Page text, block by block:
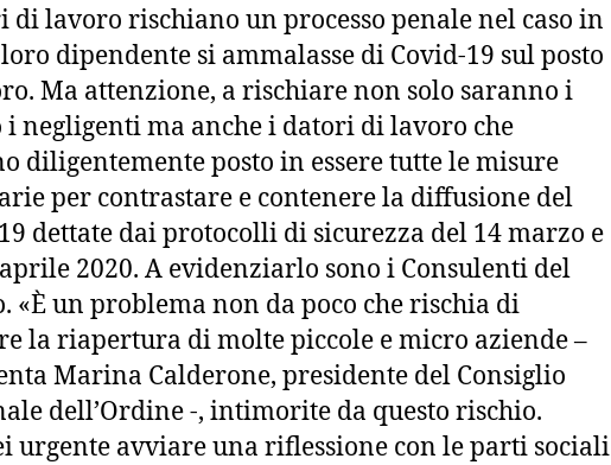
di lavoro rischiano un processo penale nel caso in
dipendente si ammalasse di Covid-19 sul posto
Ma attenzione, a rischiare non solo saranno i
negligenti ma anche i datori di lavoro che
diligentemente posto in essere tutte le misure
per contrastare e contenere la diffusione del
dettate dai protocolli di sicurezza del 14 marzo e
2020. A evidenziarlo sono i Consulenti del
«È un problema non da poco che rischia di
la riapertura di molte piccole e micro aziende –
Marina Calderone, presidente del Consiglio
dell’Ordine -, intimorite da questo rischio.
urgente avviare una riflessione con le parti sociali